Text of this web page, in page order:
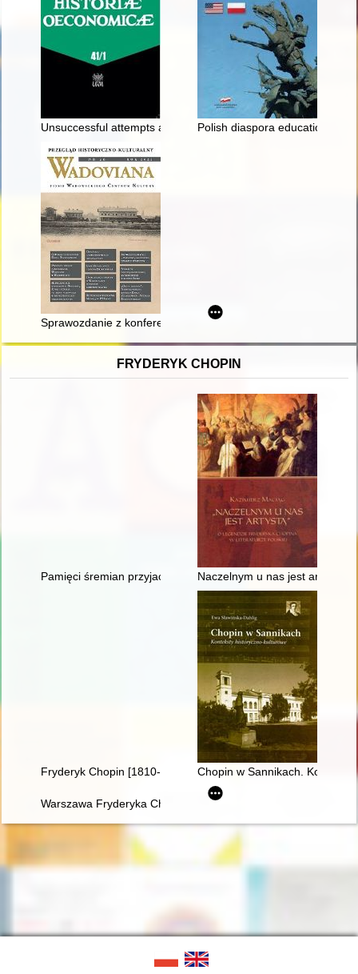
Unsuccessful attempts at the incorporation of cities in the
Polish diaspora education in
Sprawozdanie z konferencji naukowej "Emil Zegadłowicz w
FRYDERYK CHOPIN
Pamięci śremian przyjaciół Fryderyka Chopina oraz
Naczelnym u nas jest artystą".
Fryderyk Chopin [1810-1949] Chopin w Sannikach.
Warszawa Fryderyka Chopina